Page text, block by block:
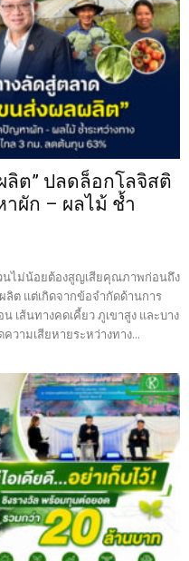
ลิต” ปลดล็อกโลจิสติ
ผัก – ผลไม้ ช้ำ
ไม่น้อยต้องสูญเสียคุณภาพก่อนถึง
ลิต แต่เกิดจากข้อจำกัดด้านการ
ส้นทางคดเคี้ยว ภูเขาสูง และบาง
วามเสียหายระหว่างทาง...